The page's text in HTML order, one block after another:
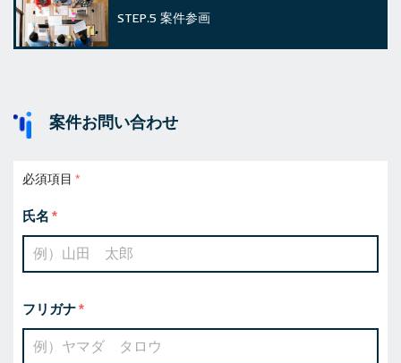
STEP.5 案件参画
案件お問い合わせ
必須項目
氏名
フリガナ